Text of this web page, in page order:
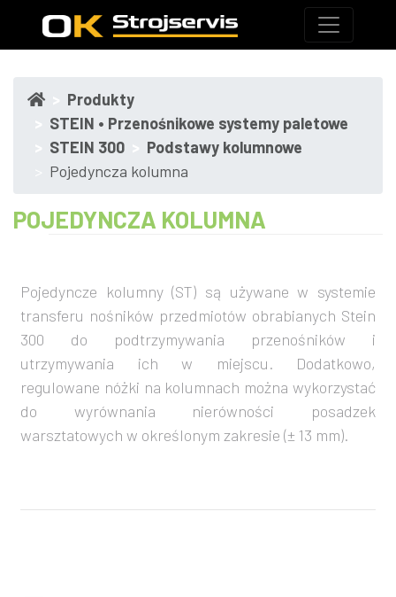
Produkty
STEIN • Przenośnikowe systemy paletowe
STEIN 300
Podstawy kolumnowe
Pojedyncza kolumna
POJEDYNCZA KOLUMNA
Pojedyncze kolumny (ST) są używane w systemie
transferu nośników przedmiotów obrabianych Stein
300 do podtrzymywania przenośników i
utrzymywania ich w miejscu. Dodatkowo,
regulowane nóżki na kolumnach można wykorzystać
do wyrównania nierówności posadzek
warsztatowych w określonym zakresie (± 13 mm).